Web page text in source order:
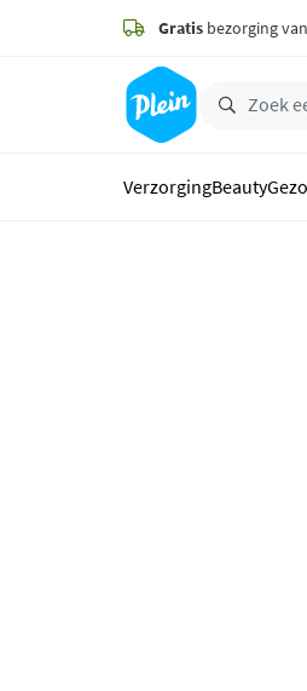
zoeken
hoofdinhoud
Gratis bezorging
VerzorgingBeauty